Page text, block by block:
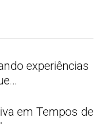
experiências
em Tempos de